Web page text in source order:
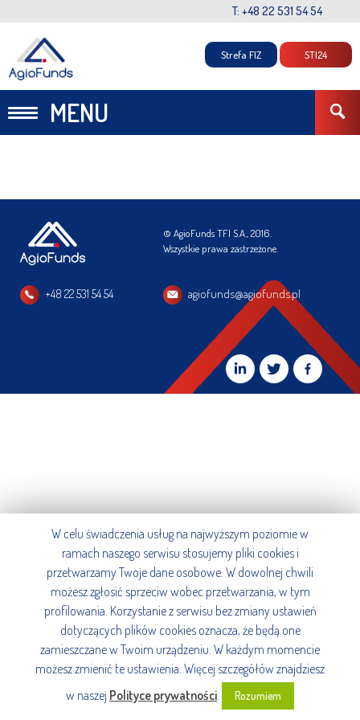
T: +48 22 531 54 54
MENU
Strefa FIZ STI24
© AgioFunds TFI S.A., 2016.
Wszystkie prawa zastrzeżone.
+48 22 531 54 54 agiofunds@agiofunds.pl
W celu świadczenia usług na najwyższym poziomie w
ramach naszego serwisu stosujemy pliki cookies i
przetwarzamy Twoje dane osobowe. W dowolnej chwili
możesz zgłosić sprzeciw wobec przetwarzania, w tym
profilowania. Korzystanie z serwisu bez zmiany ustawień
dotyczących plików cookies oznacza, że będą one
zamieszczane w Twoim urządzeniu. W każdym momencie
możesz zmienić te ustawienia. Więcej szczegółów znajdziesz
w naszej Polityce prywatności. Rozumiem